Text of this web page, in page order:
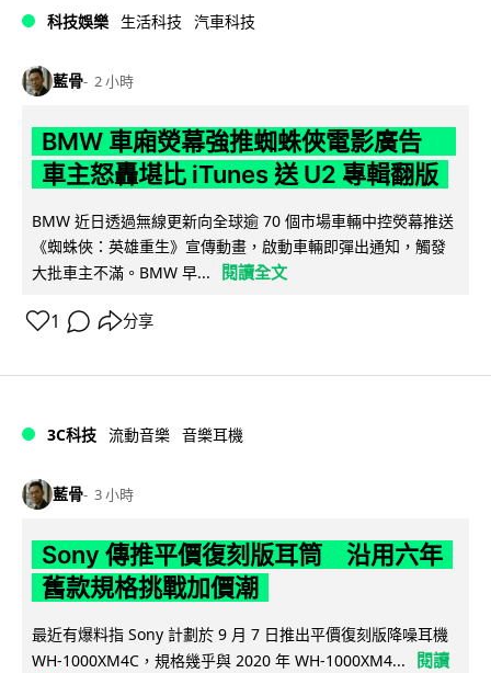
科技娛樂 生活科技 汽車科技
藍骨 2 小時
BMW 車廂熒幕強推蜘蛛俠電影廣告
車主怒轟堪比 iTunes 送 U2 專輯翻版
BMW 近日透過無線更新向全球逾 70 個市場車輛中控熒幕推送
《蜘蛛俠：英雄重生》宣傳動畫，啟動車輛即彈出通知，觸發
大批車主不滿。BMW 早...
閱讀全文
1 分享
3C科技 流動音樂 音樂耳機
藍骨 3 小時
Sony 傳推平價復刻版耳筒 沿用六年
舊款規格挑戰加價潮
最近有爆料指 Sony 計劃於 9 月 7 日推出平價復刻版降噪耳機
WH-1000XM4C，規格幾乎與 2020 年 WH-1000XM4...
閱讀